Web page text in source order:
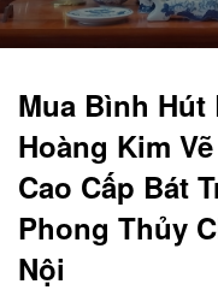
Mua Bình Hút
Hoàng Kim
Cao Cấp Bát
Phong Thủy
Nội